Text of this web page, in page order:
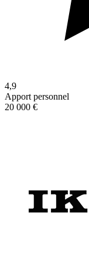
4,9
Apport personnel
20 000 €